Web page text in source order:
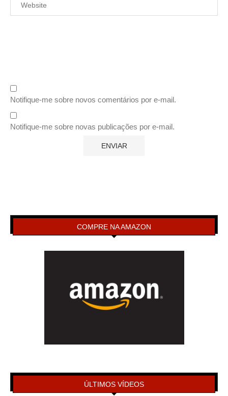
Notifique-me sobre novos comentários por e-mail.
Notifique-me sobre novas publicações por e-mail.
COMPRE NA AMAZON
ÚLTIMOS VÍDEOS